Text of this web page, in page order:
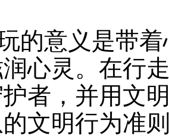
的意义是带
心灵。在行
者，并用文
文明行为准